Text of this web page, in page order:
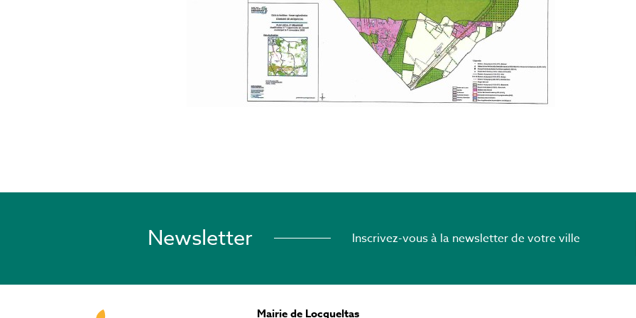
Newsletter Inscrivez-vous à la newsletter de votre ville
Mairie de Locqueltas